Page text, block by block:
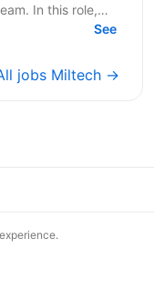
In this role,
customer...
See
jobs Miltech →